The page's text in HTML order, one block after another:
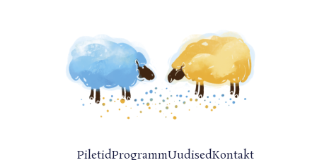
PiletidProgrammUudisedKontakt